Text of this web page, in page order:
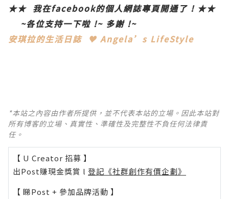
★★ 我在facebook的個人網誌專頁開通了 ! ★★
~各位支持一下啦!~ 多謝!~
安琪拉的生活日誌
♥ Angela’s LifeStyle
*本站之內容由作者所提供，並不代表本站的立場。因此本站對
所有博客的立場、真實性、準確性及完整性不負任何法律責
任。
【 U Creator 招募 】
出Post賺現金獎賞 l 登記《社群創作有價企劃》
【 睇Post + 參加品牌活動 】